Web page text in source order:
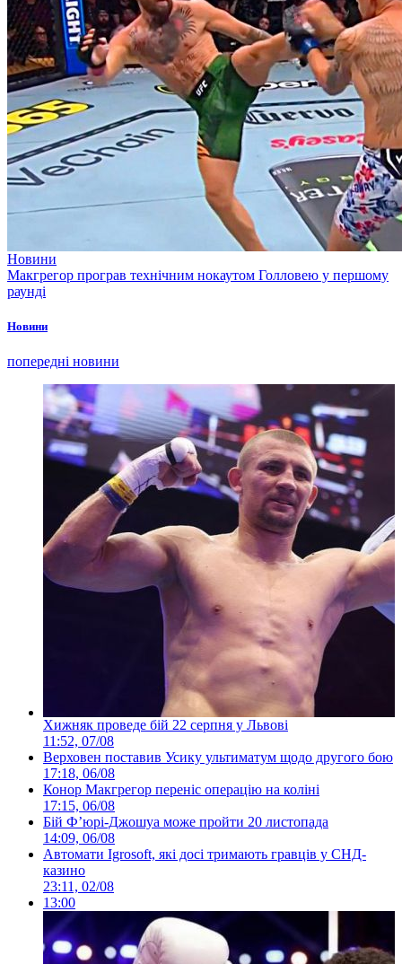
Новини
Макгрегор програв технічним нокаутом Голловею у першому
раунді
Новини
попередні новини
Хижняк проведе бій 22 серпня у Львові
11:52, 07/08
Верховен поставив Усику ультиматум щодо другого бою
17:18, 06/08
Конор Макгрегор переніс операцію на коліні
17:15, 06/08
Бій Ф’юрі-Джошуа може пройти 20 листопада
14:09, 06/08
Автомати Igrosoft, які досі тримають гравців у СНД-
казино
23:11, 02/08
13:00